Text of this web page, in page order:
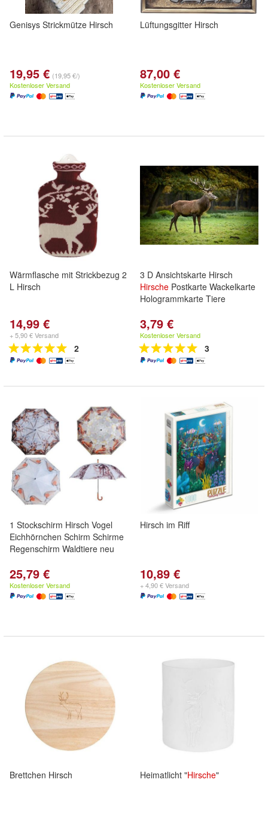
Genisys Strickmütze Hirsch
19,95 € (19,95 €/)
Kostenloser Versand
Lüftungsgitter Hirsch
87,00 €
Kostenloser Versand
Wärmflasche mit Strickbezug 2
L Hirsch
14,99 €
+ 5,90 € Versand
2
3 D Ansichtskarte Hirsch
Hirsche Postkarte Wackelkarte
Hologrammkarte Tiere
3,79 €
Kostenloser Versand
3
1 Stockschirm Hirsch Vogel
Eichhörnchen Schirm Schirme
Regenschirm Waldtiere neu
25,79 €
Kostenloser Versand
Hirsch im Riff
10,89 €
+ 4,90 € Versand
Brettchen Hirsch Heimatlicht "Hirsche"